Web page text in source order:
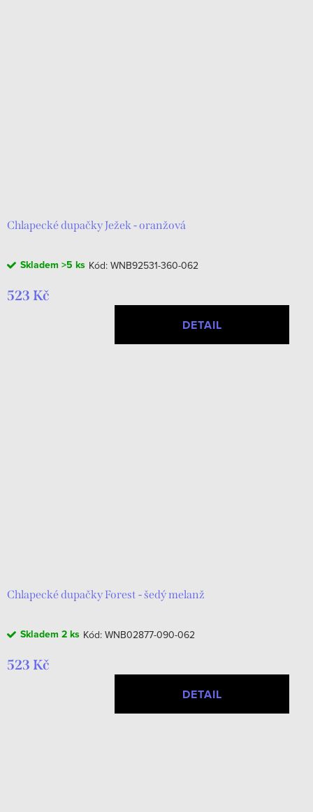
Chlapecké dupačky Ježek - oranžová
Skladem >5 ks Kód: WNB92531-360-062
523 Kč
DETAIL
Chlapecké dupačky Forest - šedý melanž
Skladem 2 ks Kód: WNB02877-090-062
523 Kč
DETAIL